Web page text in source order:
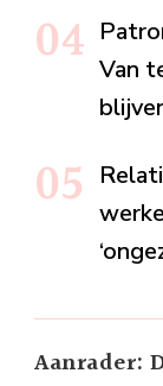
Van
Aanrader: